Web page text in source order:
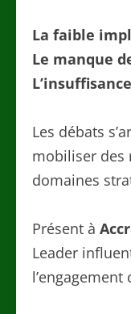
La faible
Le manque
Les débats
mobiliser des
domaines
Présent à
Leader